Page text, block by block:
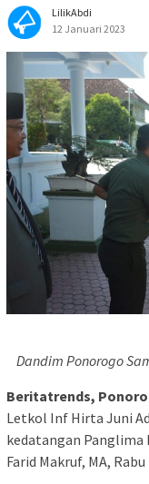
LilikAbdi
12 Januari 2023
Dandim Ponorogo
Beritatrends,
Letkol Inf Hirta Juni
kedatangan Panglima
Farid Makruf, MA,